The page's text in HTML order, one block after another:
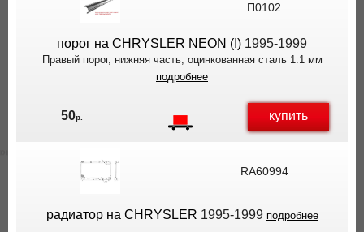
П0102
порог на CHRYSLER NEON (I) 1995-1999
Правый порог, нижняя часть, оцинкованная сталь 1.1 мм
подробнее
50р. купить
RA60994
радиатор на CHRYSLER 1995-1999 подробнее